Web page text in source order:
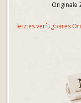
Originale
letztes verfügbares